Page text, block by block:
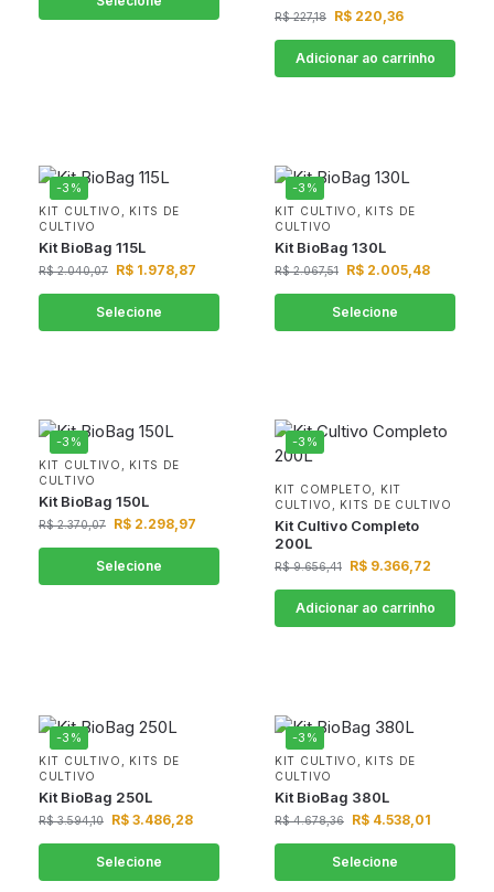
R$227,18 R$ 220,36
Adicionar ao carrinho
-3%
KIT CULTIVO
KITS DE
CULTIVO
Kit BioBag 115L
R$2.040,07 R$ 1.978,87
Selecione
-3%
KIT CULTIVO
KITS DE
CULTIVO
Kit BioBag 130L
R$2.067,51 R$ 2.005,48
Selecione
-3%
KIT CULTIVO
KITS DE
CULTIVO
Kit BioBag 150L
R$2.370,07 R$ 2.298,97
Selecione
-3%
KIT COMPLETO
KIT
CULTIVO
KITS DE CULTIVO
Kit Cultivo Completo
200L
R$9.656,41 R$ 9.366,72
Adicionar ao carrinho
-3%
KIT CULTIVO
KITS DE
CULTIVO
Kit BioBag 250L
R$3.594,10 R$ 3.486,28
Selecione
-3%
KIT CULTIVO
KITS DE
CULTIVO
Kit BioBag 380L
R$4.678,36 R$ 4.538,01
Selecione